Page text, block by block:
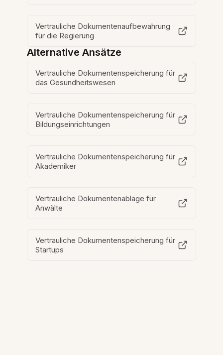
Vertrauliche Dokumentenaufbewahrung
für die Regierung
Alternative Ansätze
Vertrauliche Dokumentenspeicherung für
das Gesundheitswesen
Vertrauliche Dokumentenspeicherung für
Bildungseinrichtungen
Vertrauliche Dokumentenspeicherung für
Akademiker
Vertrauliche Dokumentenablage für
Anwälte
Vertrauliche Dokumentenspeicherung für
Startups